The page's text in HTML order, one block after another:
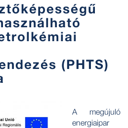
(PHTS)
A megújuló
energiaipar